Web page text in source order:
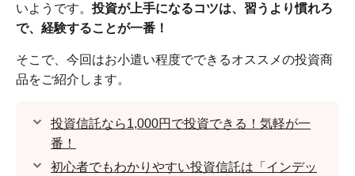
いようです。 投資が上手になるコツは、習うより慣れろ
で、経験することが一番！
そこで、今回はお小遣い程度でできるオススメの投資商
品をご紹介します。
投資信託なら1,000円で投資できる！気軽が一
番！
初心者でもわかりやすい投資信託は「インデッ